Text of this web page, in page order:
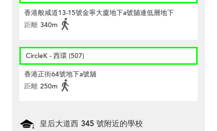
香港般咸道13-15號金寧大廈地下a號舖連低層地下
距離 340m
CircleK - 西環 (507)
香港正街64號地下a號舖
距離 250m
皇后大道西 345 號附近的學校